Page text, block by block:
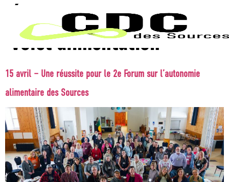
Étiquette - Nouvelle :
Volet alimentation
15 avril – Une réussite pour le 2e Forum sur l’autonomie
alimentaire des Sources